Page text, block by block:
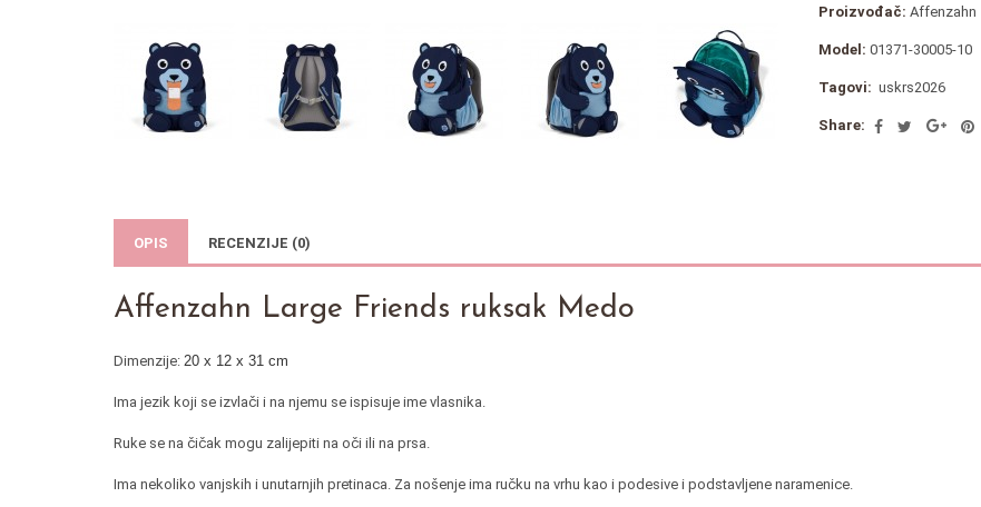
Proizvođač: Affenzahn
Model: 01371-30005-10
Tagovi: uskrs2026
Share:
OPIS RECENZIJE (0)
Affenzahn Large Friends ruksak Medo
Dimenzije: 20 x 12 x 31 cm
Ima jezik koji se izvlači i na njemu se ispisuje ime vlasnika.
Ruke se na čičak mogu zalijepiti na oči ili na prsa.
Ima nekoliko vanjskih i unutarnjih pretinaca. Za nošenje ima ručku na vrhu kao i podesive i podstavljene naramenice.